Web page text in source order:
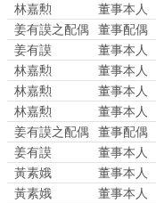
林嘉勲
董事本人
姜有謨之配偶 董事配偶
姜有謨
董事本人
林嘉勲
董事本人
林嘉勲
董事本人
林嘉勲
董事本人
姜有謨之配偶 董事配偶
姜有謨
董事本人
黃素娥
董事本人
黃素娥
董事本人